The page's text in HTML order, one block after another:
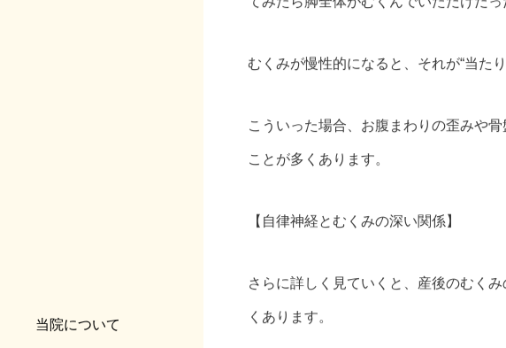
当院について
むくみが慢性的になると、それが“当た
こういった場合、お腹まわりの歪みや
ことが多くあります。
【自律神経とむくみの深い関係】
さらに詳しく見ていくと、産後のむく
くあります。